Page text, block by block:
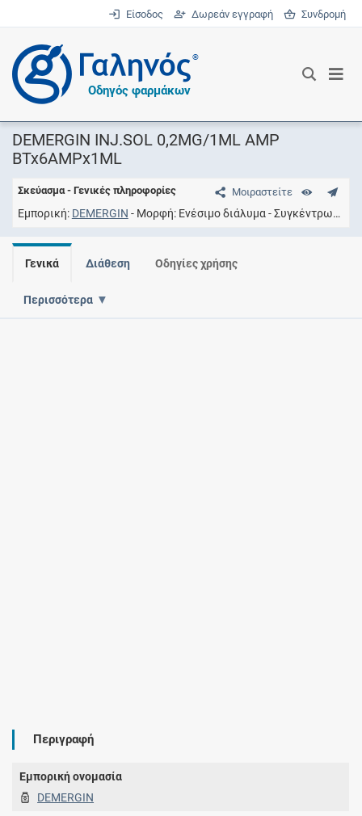
Είσοδος Δωρεάν εγγραφή Συνδρομή
®
Οδηγός φαρμάκων
DEMERGIN INJ.SOL 0,2MG/1ML AMP
BTx6AMPx1ML
Μοιραστείτε
Σκεύασμα - Γενικές πληροφορίες
Εμπορική DEMERGIN Μορφή Eνέσιμο διάλυμα Συγκέντρωση
Γενικά Διάθεση Οδηγίες χρήσης
Περισσότερα
Περιγραφή
Εμπορική ονομασία
DEMERGIN